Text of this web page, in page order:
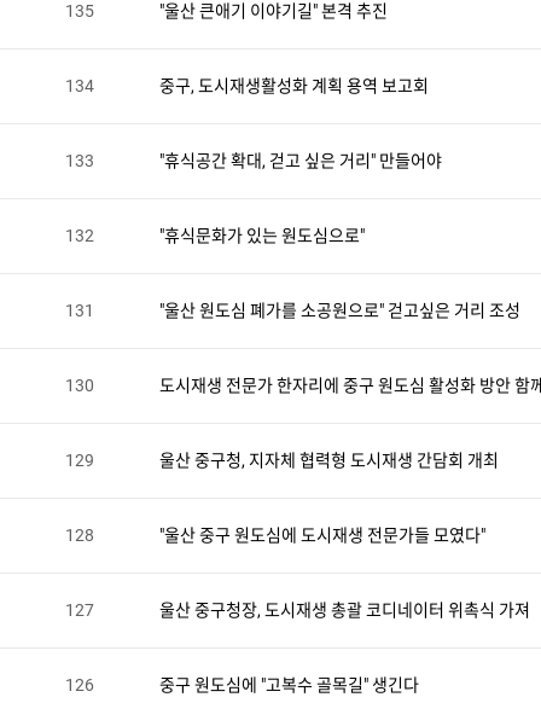
135 "울산 큰애기 이야기길" 본격 추진
134 중구, 도시재생활성화 계획 용역 보고회
133 "휴식공간 확대, 걷고 싶은 거리" 만들어야
132 "휴식문화가 있는 원도심으로"
131 "울산 원도심 폐가를 소공원으로" 걷고싶은 거리 조성
130 도시재생 전문가 한자리에 중구 원도심 활성화 방안 함
129 울산 중구청, 지자체 협력형 도시재생 간담회 개최
128 "울산 중구 원도심에 도시재생 전문가들 모였다"
127 울산 중구청장, 도시재생 총괄 코디네이터 위촉식 가져
126 중구 원도심에 "고복수 골목길" 생긴다